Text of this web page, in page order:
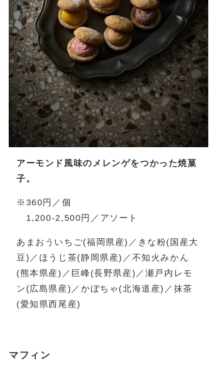
アーモンド風味のメレンゲをつかった焼菓
子。
※360円／個
1,200-2,500円／アソート
あまおういちご(福岡県産)／きな粉(国産大
豆)／ほうじ茶(静岡県産)／不知火みかん
(熊本県産)／巨峰(長野県産)／瀬戸内レモ
ン(広島県産)／かぼちゃ(北海道産)／抹茶
(愛知県西尾産)
マフィン